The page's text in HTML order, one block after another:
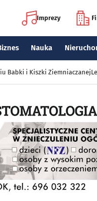
Imprezy
Nauka
Babki i Kiszki Ziemniaczanej